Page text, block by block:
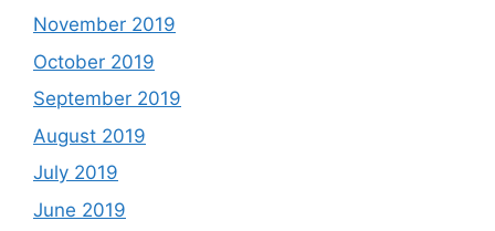
November 2019
October 2019
September 2019
August 2019
July 2019
June 2019